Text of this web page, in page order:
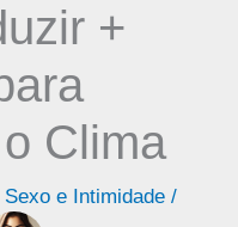
+
Clima
Sexo e Intimidade/